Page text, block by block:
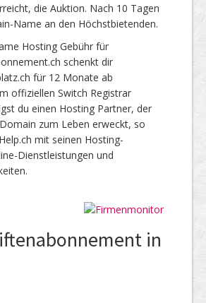
die Auktion. Nach 10 Tagen
Name an den Höchstbietenden.
Hosting Gebühr für
schenkt dir
für 12 Monate ab
offiziellen Switch Registrar
du einen Hosting Partner, der
zum Leben erweckt, so
mit seinen Hosting-
Dienstleistungen und
in